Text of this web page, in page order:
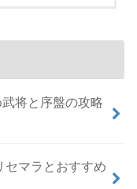
将と序盤の攻略
マラとおすすめ